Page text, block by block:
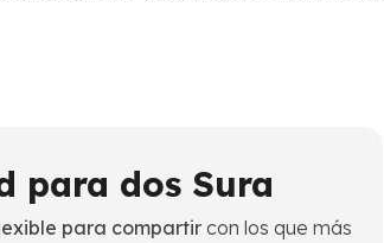
para dos Sura
para compartir con los que más